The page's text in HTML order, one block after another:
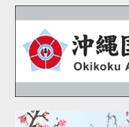
2020年09月
2020年08月
2020年07月
2020年06月
2020年05月